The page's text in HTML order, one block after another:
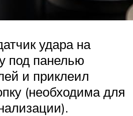
удара на
под панелью
и приклеил
(необходима для